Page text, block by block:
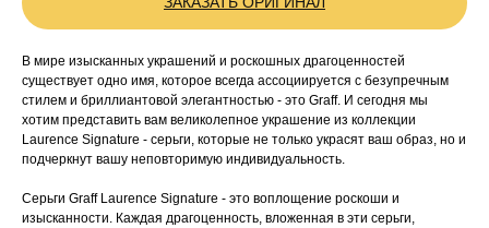
В мире изысканных украшений и роскошных драгоценностей
существует одно имя, которое всегда ассоциируется с безупречным
стилем и бриллиантовой элегантностью - это Graff. И сегодня мы
хотим представить вам великолепное украшение из коллекции
Laurence Signature - серьги, которые не только украсят ваш образ, но и
подчеркнут вашу неповторимую индивидуальность.
Серьги Graff Laurence Signature - это воплощение роскоши и
изысканности. Каждая драгоценность, вложенная в эти серьги,